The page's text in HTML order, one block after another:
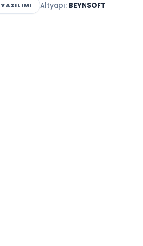
YAZILIMI Altyapı: BEYNSOFT